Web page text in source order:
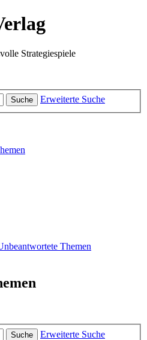
Strategiespiele
Suche Erweiterte Suche
Themen
Suche
Erweiterte Suche